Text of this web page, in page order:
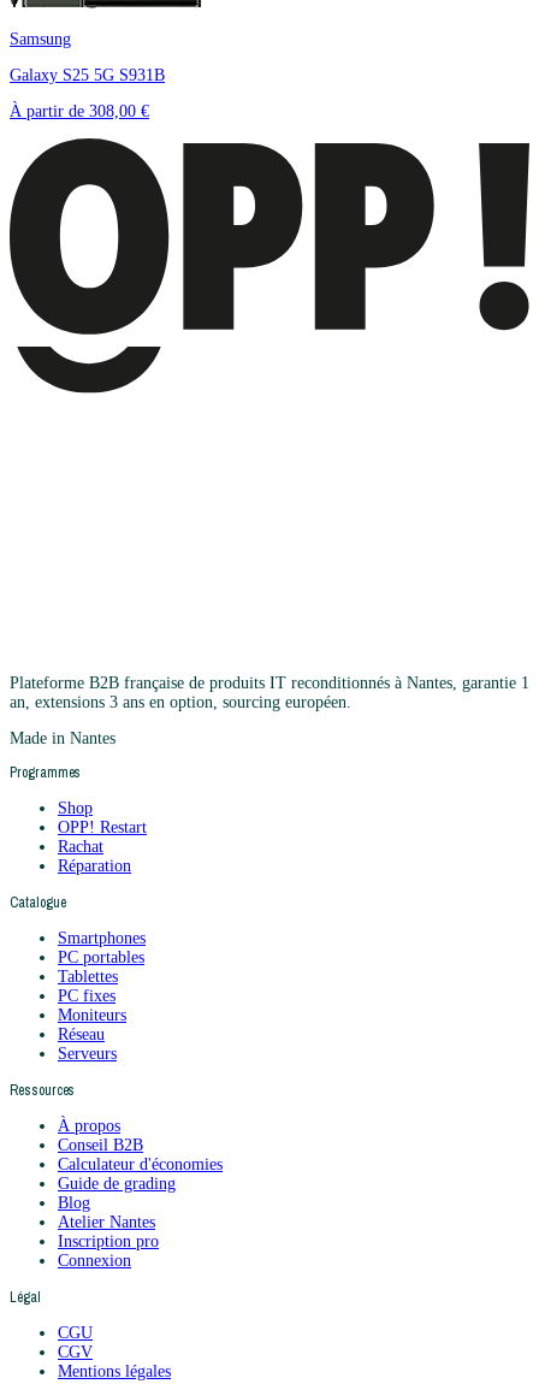
Samsung
Galaxy S25 5G S931B
À partir de 308,00 €
Plateforme B2B française de produits IT reconditionnés à Nantes, garantie 1
an, extensions 3 ans en option, sourcing européen.
Made in Nantes
Programmes
Shop
OPP! Restart
Rachat
Réparation
Catalogue
Smartphones
PC portables
Tablettes
PC fixes
Moniteurs
Réseau
Serveurs
Ressources
À propos
Conseil B2B
Calculateur d'économies
Guide de grading
Blog
Atelier Nantes
Inscription pro
Connexion
Légal
CGU
CGV
Mentions légales